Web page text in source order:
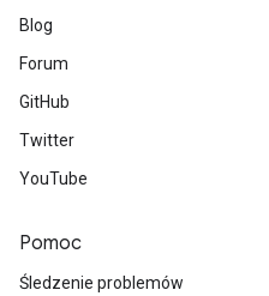
Blog
Forum
GitHub
Twitter
YouTube
Pomoc
Śledzenie problemów